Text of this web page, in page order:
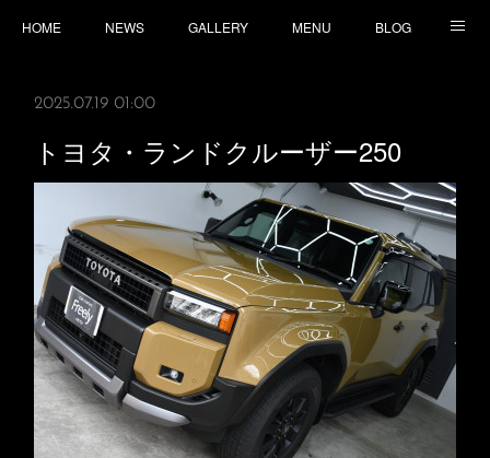
HOME NEWS GALLERY MENU BLOG
2025.07.19 01:00
トヨタ・ランドクルーザー250